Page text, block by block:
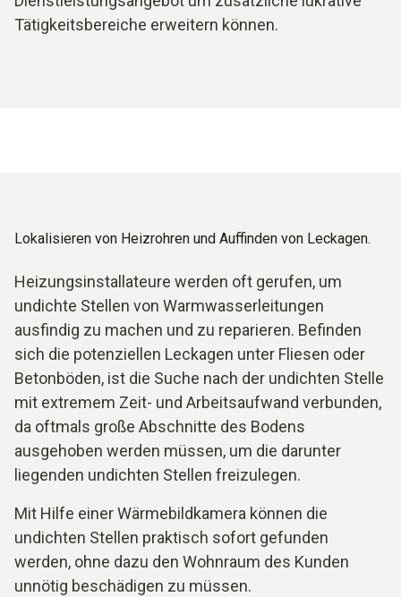
Tätigkeitsbereiche erweitern können.
Lokalisieren von Heizrohren und Auffinden von Leckagen.
Heizungsinstallateure werden oft gerufen, um
undichte Stellen von Warmwasserleitungen
ausfindig zu machen und zu reparieren. Befinden
sich die potenziellen Leckagen unter Fliesen oder
Betonböden, ist die Suche nach der undichten Stelle
mit extremem Zeit- und Arbeitsaufwand verbunden,
da oftmals große Abschnitte des Bodens
ausgehoben werden müssen, um die darunter
liegenden undichten Stellen freizulegen.
Mit Hilfe einer Wärmebildkamera können die
undichten Stellen praktisch sofort gefunden
werden, ohne dazu den Wohnraum des Kunden
unnötig beschädigen zu müssen.